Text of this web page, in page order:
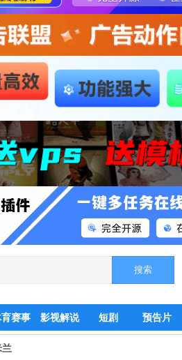
赛事 影视解说 短剧 预告片
兰